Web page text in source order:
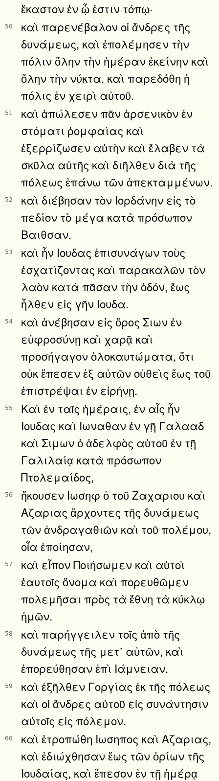
ἕκαστον ἐν ᾧ ἐστιν τόπῳ·
50
καὶ παρενέβαλον οἱ ἄνδρες τῆς
δυνάμεως, καὶ ἐπολέμησεν τὴν
πόλιν ὅλην τὴν ἡμέραν ἐκείνην καὶ
ὅλην τὴν νύκτα, καὶ παρεδόθη ἡ
πόλις ἐν χειρὶ αὐτοῦ.
51
καὶ ἀπώλεσεν πᾶν ἀρσενικὸν ἐν
στόματι ῥομφαίας καὶ
ἐξερρίζωσεν αὐτὴν καὶ ἔλαβεν τὰ
σκῦλα αὐτῆς καὶ διῆλθεν διὰ τῆς
πόλεως ἐπάνω τῶν ἀπεκταμμένων.
52
καὶ διέβησαν τὸν Ιορδάνην εἰς τὸ
πεδίον τὸ μέγα κατὰ πρόσωπον
Βαιθσαν.
53
καὶ ἦν Ιουδας ἐπισυνάγων τοὺς
ἐσχατίζοντας καὶ παρακαλῶν τὸν
λαὸν κατὰ πᾶσαν τὴν ὁδόν, ἕως
ἦλθεν εἰς γῆν Ιουδα.
54
καὶ ἀνέβησαν εἰς ὄρος Σιων ἐν
εὐφροσύνῃ καὶ χαρᾷ καὶ
προσήγαγον ὁλοκαυτώματα, ὅτι
οὐκ ἔπεσεν ἐξ αὐτῶν οὐθεὶς ἕως τοῦ
ἐπιστρέψαι ἐν εἰρήνῃ.
55
Καὶ ἐν ταῖς ἡμέραις, ἐν αἷς ἦν
Ιουδας καὶ Ιωναθαν ἐν γῇ Γαλααδ
καὶ Σιμων ὁ ἀδελφὸς αὐτοῦ ἐν τῇ
Γαλιλαίᾳ κατὰ πρόσωπον
Πτολεμαίδος,
56
ἤκουσεν Ιωσηφ ὁ τοῦ Ζαχαριου καὶ
Αζαριας ἄρχοντες τῆς δυνάμεως
τῶν ἀνδραγαθιῶν καὶ τοῦ πολέμου,
οἷα ἐποίησαν,
57
καὶ εἶπον Ποιήσωμεν καὶ αὐτοὶ
ἑαυτοῖς ὄνομα καὶ πορευθῶμεν
πολεμῆσαι πρὸς τὰ ἔθνη τὰ κύκλῳ
ἡμῶν.
58
καὶ παρήγγειλεν τοῖς ἀπὸ τῆς
δυνάμεως τῆς μετ᾿ αὐτῶν, καὶ
ἐπορεύθησαν ἐπὶ Ιάμνειαν.
59
καὶ ἐξῆλθεν Γοργίας ἐκ τῆς πόλεως
καὶ οἱ ἄνδρες αὐτοῦ εἰς συνάντησιν
αὐτοῖς εἰς πόλεμον.
60
καὶ ἐτροπώθη Ιωσηπος καὶ Αζαριας,
καὶ ἐδιώχθησαν ἕως τῶν ὁρίων τῆς
Ιουδαίας, καὶ ἔπεσον ἐν τῇ ἡμέρᾳ